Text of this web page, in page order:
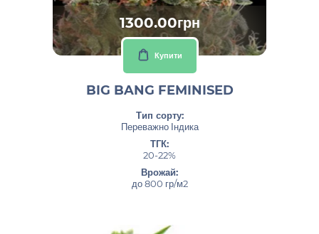
1300.00грн
Купити
BIG BANG FEMINISED
Тип сорту:
Переважно Індика
ТГК:
20-22%
Врожай:
до 800 гр/м2